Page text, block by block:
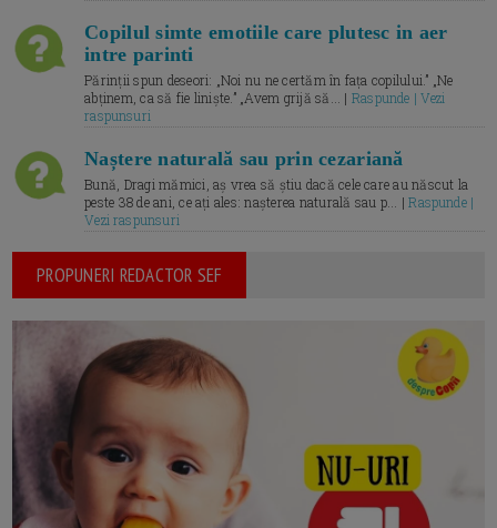
Copilul simte emotiile care plutesc in aer
intre parinti
Părinții spun deseori: „Noi nu ne certăm în fața copilului.” „Ne
abținem, ca să fie liniște.” „Avem grijă să... | Raspunde | Vezi
raspunsuri
Naștere naturală sau prin cezariană
Bună, Dragi mămici, aș vrea să știu dacă cele care au născut la
peste 38 de ani, ce ați ales: nașterea naturală sau p... |Raspunde |
Vezi raspunsuri
PROPUNERI REDACTOR SEF